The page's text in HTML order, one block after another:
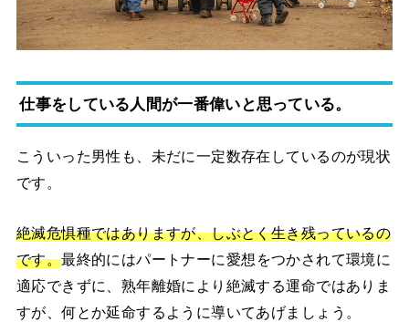
仕事をしている人間が一番偉いと思っている。
こういった男性も、未だに一定数存在しているのが現状
です。
絶滅危惧種ではありますが、しぶとく生き残っているの
です。最終的にはパートナーに愛想をつかされて環境に
適応できずに、熟年離婚により絶滅する運命ではありま
すが、何とか延命するように導いてあげましょう。